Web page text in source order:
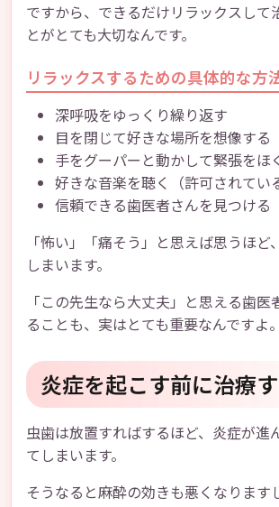
ですから、できるだけリラックスして
とがとても大切なんです。
リラックスするための具体的な方
深呼吸をゆっくり繰り返す
目を閉じて好きな場所を想像する
手をグーパーと動かして緊張をほ
好きな音楽を聴く（許可されてい
信頼できる歯医者さんを見つける
「怖い」「痛そう」と思えば思うほど
しまいます。
「この先生なら大丈夫」と思える歯医
ることも、実はとても重要なんですよ。
炎症を起こす前に治療
虫歯は放置すればするほど、炎症が進
てしまいます。
そうなると麻酔の効きも悪くなります